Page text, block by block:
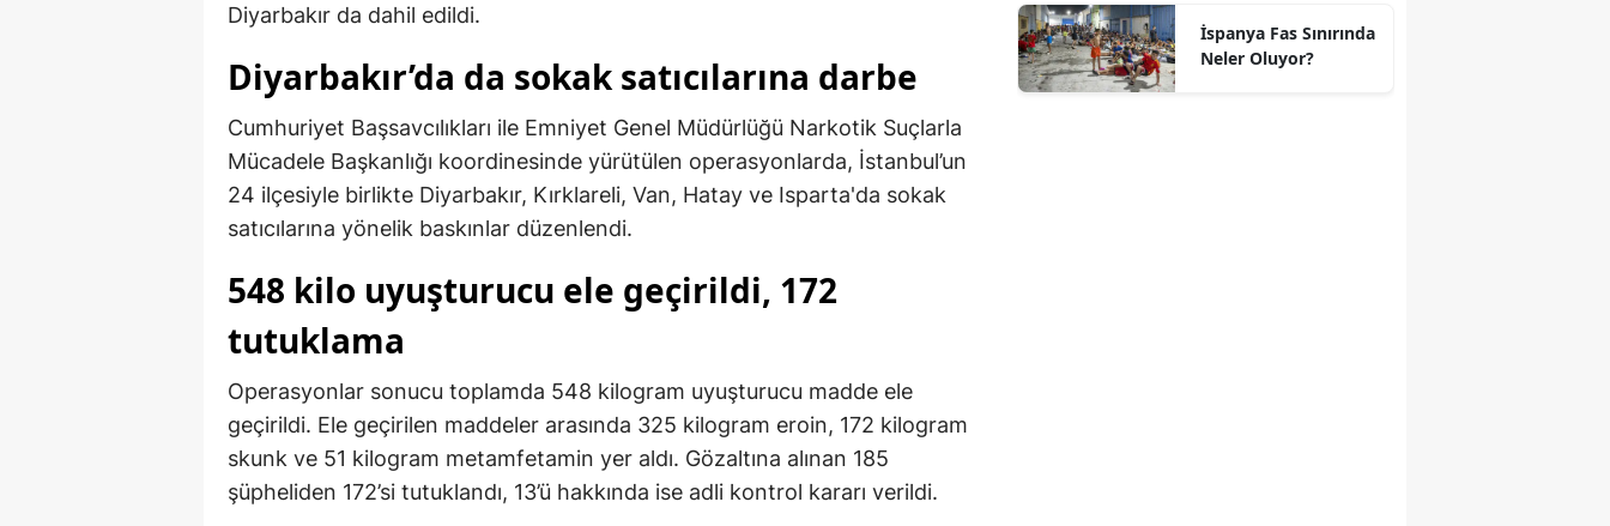
Diyarbakır da dahil edildi.
Diyarbakır’da da sokak satıcılarına darbe
Cumhuriyet Başsavcılıkları ile Emniyet Genel Müdürlüğü Narkotik Suçlarla
Mücadele Başkanlığı koordinesinde yürütülen operasyonlarda, İstanbul’un
24 ilçesiyle birlikte Diyarbakır, Kırklareli, Van, Hatay ve Isparta'da sokak
satıcılarına yönelik baskınlar düzenlendi.
548 kilo uyuşturucu ele geçirildi, 172
tutuklama
Operasyonlar sonucu toplamda 548 kilogram uyuşturucu madde ele
geçirildi. Ele geçirilen maddeler arasında 325 kilogram eroin, 172 kilogram
skunk ve 51 kilogram metamfetamin yer aldı. Gözaltına alınan 185
şüpheliden 172’si tutuklandı, 13’ü hakkında ise adli kontrol kararı verildi.
İspanya Fas Sınırında
Neler Oluyor?